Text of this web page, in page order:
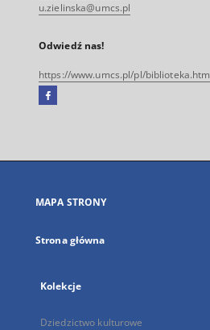
u.zielinska@umcs.pl
Odwiedź nas!
https://www.umcs.pl/pl/biblioteka.htm
Facebook
się
karcie
MAPA STRONY
Strona główna
Kolekcje
Dziedzictwo kulturowe